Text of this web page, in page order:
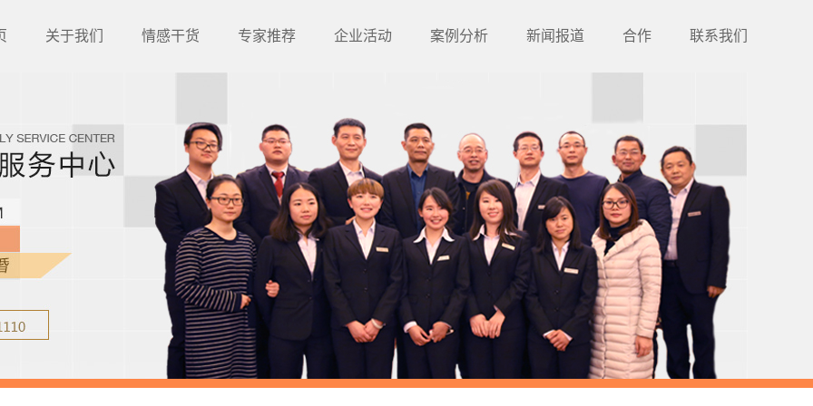
关于我们 情感干货 专家推荐 企业活动 案例分析 新闻报道 合作 联系我们